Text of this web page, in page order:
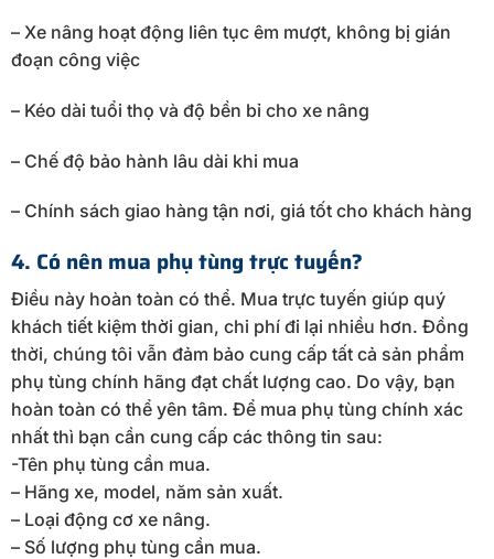
– Xe nâng hoạt động liên tục êm mượt, không bị gián
đoạn công việc
– Kéo dài tuổi thọ và độ bền bỉ cho xe nâng
– Chế độ bảo hành lâu dài khi mua
– Chính sách giao hàng tận nơi, giá tốt cho khách hàng
4. Có nên mua phụ tùng trực tuyến?
Điều này hoàn toàn có thể. Mua trực tuyến giúp quý
khách tiết kiệm thời gian, chi phí đi lại nhiều hơn. Đồng
thời, chúng tôi vẫn đảm bảo cung cấp tất cả sản phẩm
phụ tùng chính hãng đạt chất lượng cao. Do vậy, bạn
hoàn toàn có thể yên tâm. Để mua phụ tùng chính xác
nhất thì bạn cần cung cấp các thông tin sau:
-Tên phụ tùng cần mua.
– Hãng xe, model, năm sản xuất.
– Loại động cơ xe nâng.
– Số lượng phụ tùng cần mua.